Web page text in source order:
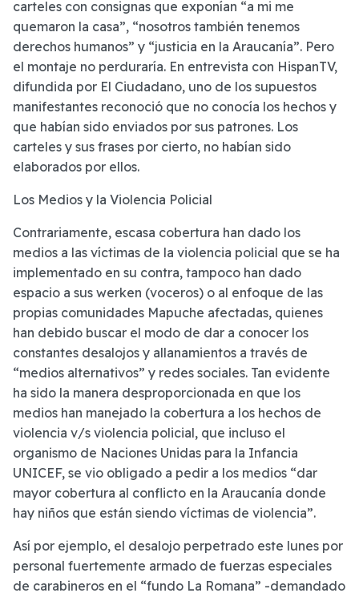
carteles con consignas que exponían “a mi me
quemaron la casa”, “nosotros también tenemos
derechos humanos” y “justicia en la Araucanía”. Pero
el montaje no perduraría. En entrevista con HispanTV,
difundida por El Ciudadano, uno de los supuestos
manifestantes reconoció que no conocía los hechos y
que habían sido enviados por sus patrones. Los
carteles y sus frases por cierto, no habían sido
elaborados por ellos.
Los Medios y la Violencia Policial
Contrariamente, escasa cobertura han dado los
medios a las víctimas de la violencia policial que se ha
implementado en su contra, tampoco han dado
espacio a sus werken (voceros) o al enfoque de las
propias comunidades Mapuche afectadas, quienes
han debido buscar el modo de dar a conocer los
constantes desalojos y allanamientos a través de
“medios alternativos” y redes sociales. Tan evidente
ha sido la manera desproporcionada en que los
medios han manejado la cobertura a los hechos de
violencia v/s violencia policial, que incluso el
organismo de Naciones Unidas para la Infancia
UNICEF, se vio obligado a pedir a los medios “dar
mayor cobertura al conflicto en la Araucanía donde
hay niños que están siendo víctimas de violencia”.
Así por ejemplo, el desalojo perpetrado este lunes por
personal fuertemente armado de fuerzas especiales
de carabineros en el “fundo La Romana” -demandado